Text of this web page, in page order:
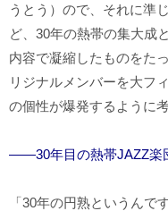
うとう）ので、それに準
ど、30年の熱帯の集大成
内容で凝縮したものをた
リジナルメンバーを大フ
の個性が爆発するように
――30年目の熱帯JAZZ楽
「30年の円熟というんで